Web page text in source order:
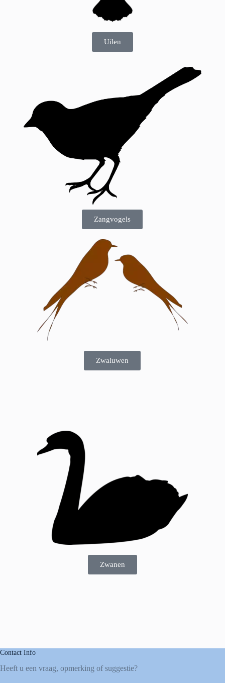
Uilen
Zangvogels
Zwaluwen
Zwanen
Contact Info
Heeft u een vraag, opmerking of suggestie?